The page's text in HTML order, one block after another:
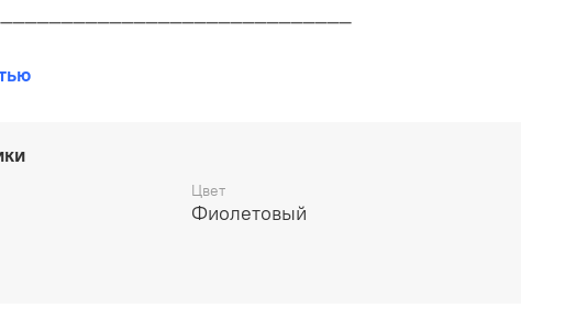
10 до 14 дней
Цвет
Фиолетовый